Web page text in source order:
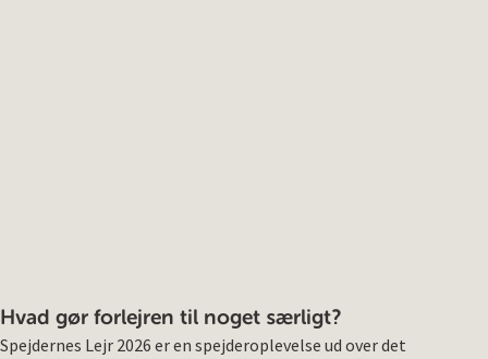
Hvad gør forlejren til noget særligt?
Spejdernes Lejr 2026 er en spejderoplevelse ud over det